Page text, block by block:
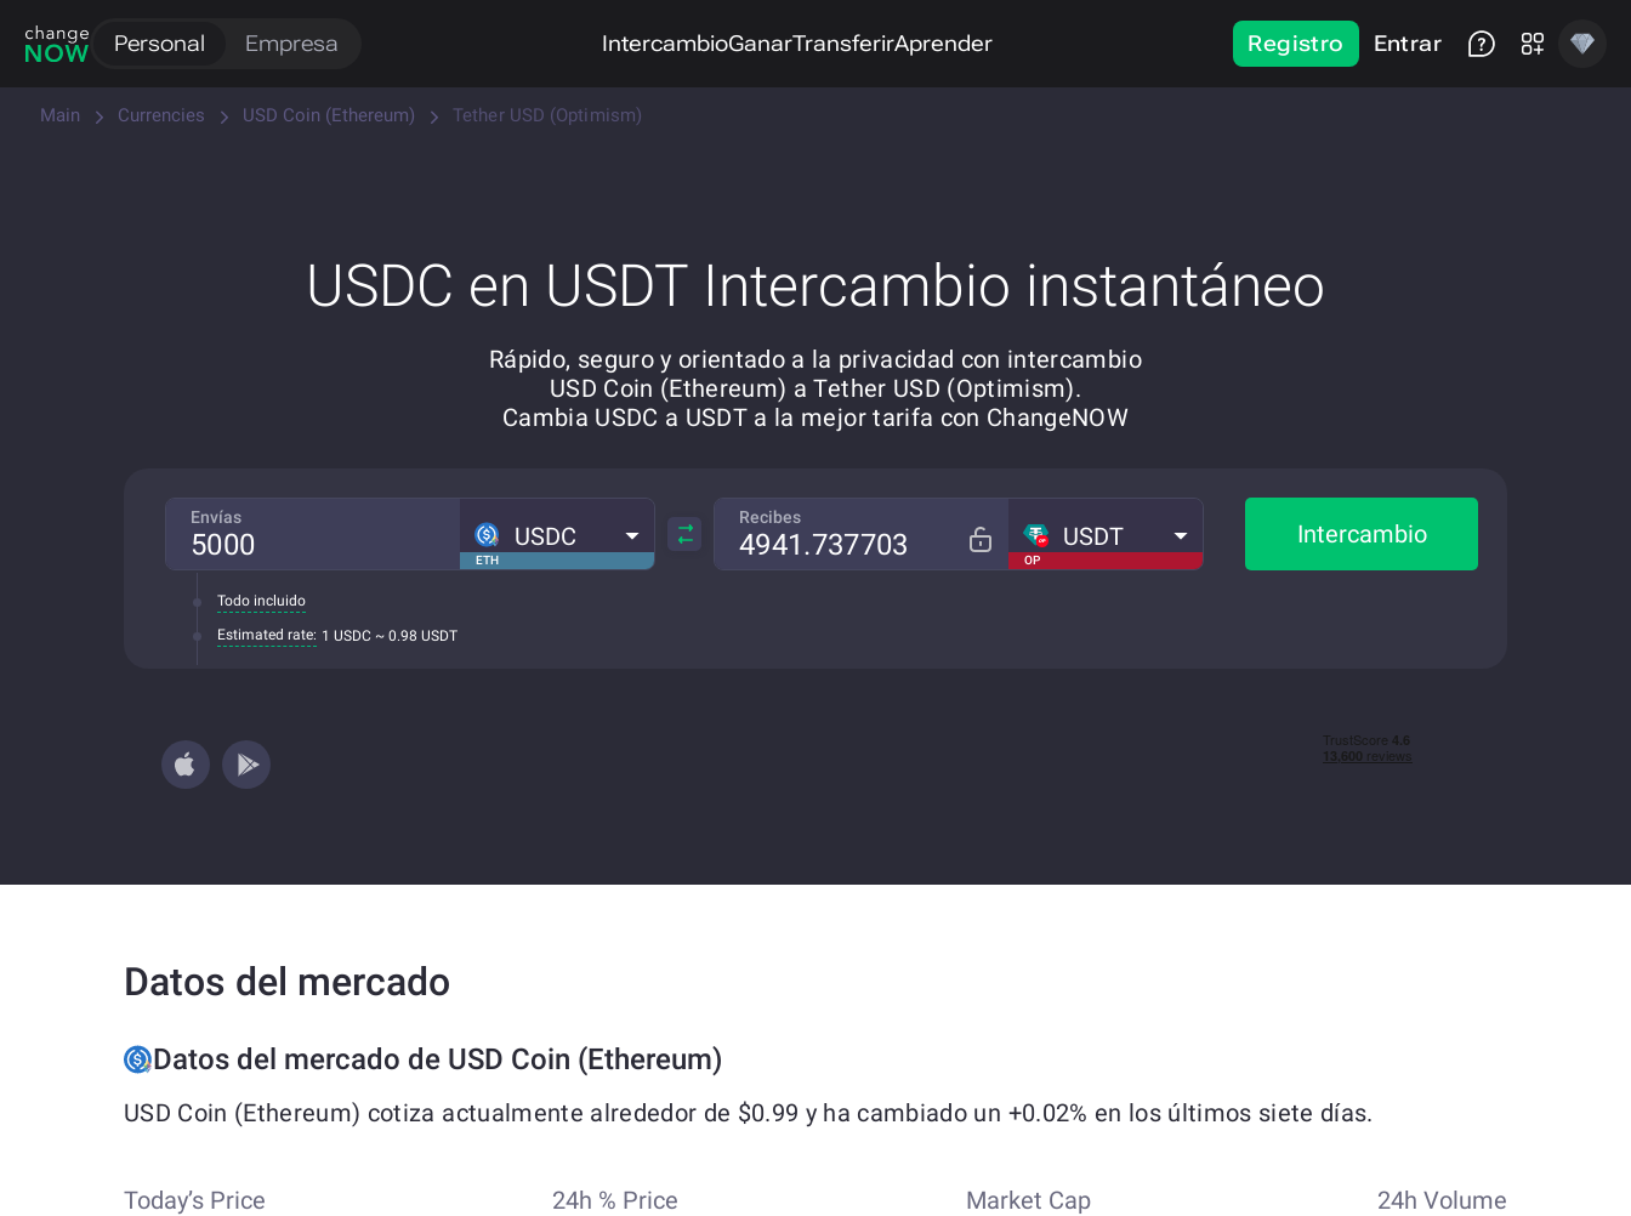
Personal Empresa IntercambioGanarTransferirAprender Registro Entrar
Main Currencies USD Coin (Ethereum) Tether USD (Optimism)
USDC en USDT Intercambio instantáneo
Rápido, seguro y orientado a la privacidad con intercambio
USD Coin (Ethereum) a Tether USD (Optimism).
Cambia USDC a USDT a la mejor tarifa con ChangeNOW
Envías
ETH
USDC
Todo incluido
Estimated rate: 1 USDC ~ 0.98 USDT
Recibes
OP
USDT Intercambio
Datos del mercado
Datos del mercado de USD Coin (Ethereum)
USD Coin (Ethereum) cotiza actualmente alrededor de $0.99 y ha cambiado un +0.02% en los últimos siete días.
Today’s Price 24h % Price Market Cap 24h Volume